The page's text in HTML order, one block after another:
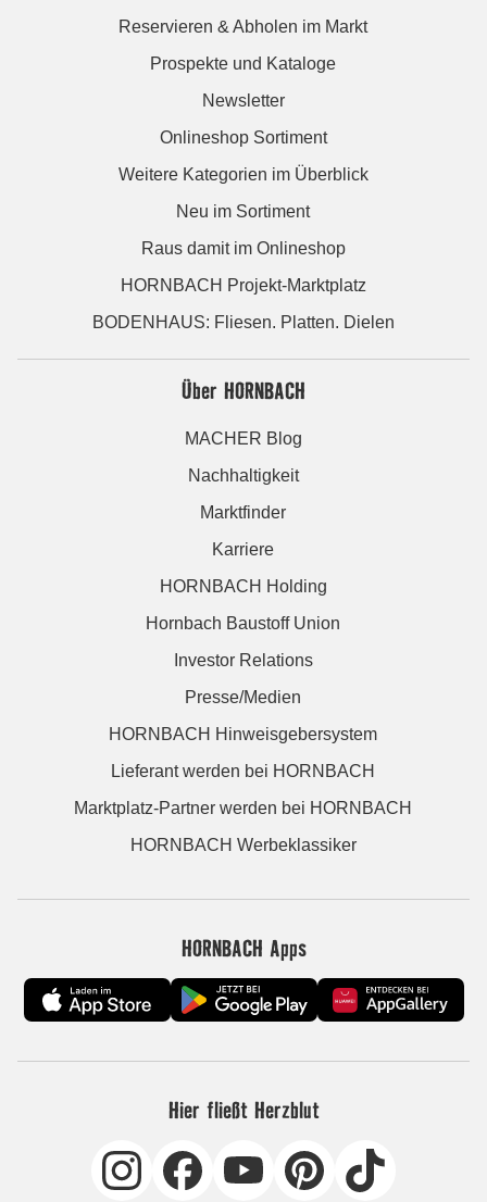
Reservieren & Abholen im Markt
Prospekte und Kataloge
Newsletter
Onlineshop Sortiment
Weitere Kategorien im Überblick
Neu im Sortiment
Raus damit im Onlineshop
HORNBACH Projekt-Marktplatz
BODENHAUS: Fliesen. Platten. Dielen
Über HORNBACH
MACHER Blog
Nachhaltigkeit
Marktfinder
Karriere
HORNBACH Holding
Hornbach Baustoff Union
Investor Relations
Presse/Medien
HORNBACH Hinweisgebersystem
Lieferant werden bei HORNBACH
Marktplatz-Partner werden bei HORNBACH
HORNBACH Werbeklassiker
HORNBACH Apps
Hier fließt Herzblut